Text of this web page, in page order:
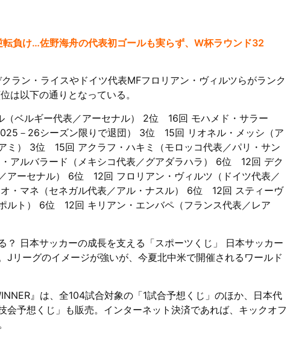
負け…佐野海舟の代表初ゴールも実らず、W杯ラウンド32
ラン・ライスやドイツ代表MFフロリアン・ヴィルツらがランク
は以下の通りとなっている。
ベルギー代表／アーセナル） 2位 16回 モハメド・サラー
－26シーズン限りで退団） 3位 15回 リオネル・メッシ（ア
ミ） 3位 15回 アクラフ・ハキミ（モロッコ代表／パリ・サン
アルバラード（メキシコ代表／グアダラハラ） 6位 12回 デク
アーセナル） 6位 12回 フロリアン・ヴィルツ（ドイツ代表／
・マネ（セネガル代表／アル・ナスル） 6位 12回 スティーヴ
ルト） 6位 12回 キリアン・エンバペ（フランス代表／レア
？ 日本サッカーの成長を支える「スポーツくじ」 日本サッカー
Jリーグのイメージが強いが、今夏北中米で開催されるワールド
』は、全104試合対象の「1試合予想くじ」のほか、日本代
会予想くじ」も販売。インターネット決済であれば、キックオフ